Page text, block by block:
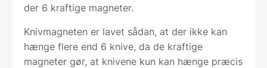
der 6 kraftige magneter.
Knivmagneten er lavet sådan, at der ikke kan
hænge flere end 6 knive, da de kraftige
magneter gør, at knivene kun kan hænge præcis